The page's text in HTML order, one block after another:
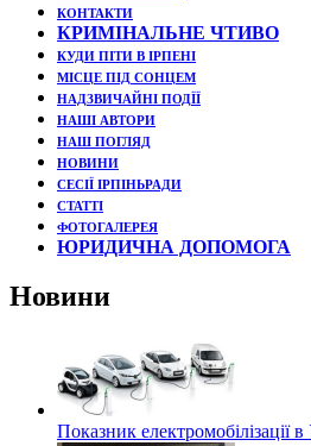
КОНТАКТИ
КРИМІНАЛЬНЕ ЧТИВО
КУДИ ПІТИ В ІРПЕНІ
МІСЦЕ ПІД СОНЦЕМ
НАДЗВИЧАЙНІ ПОДЇЇ
НАШІ АВТОРИ
НАШ ПОГЛЯД
НОВИНИ
СЕСІЇ ІРПІНЬРАДИ
СТАТТІ
ФОТОГАЛЕРЕЯ
ЮРИДИЧНА ДОПОМОГА
Новини
Показник електромобілізації в